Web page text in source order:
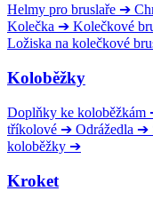
Helmy pro bruslaře ➔
Kolečka ➔ Kolečkové
Ložiska na kolečkové
Koloběžky
Doplňky ke koloběžkám
tříkolové ➔ Odrážedla ➔
koloběžky ➔
Kroket